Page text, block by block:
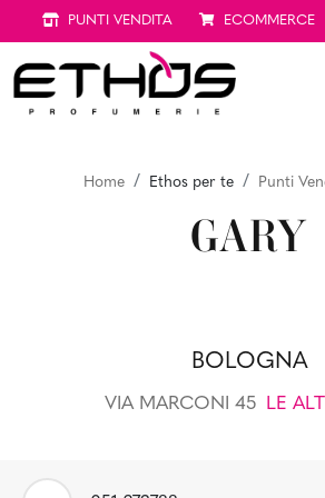
PUNTI VENDITA ECOMMERCE
Home Ethos per te Punti
GARY
BOLOGNA
VIA MARCONI 45 LE